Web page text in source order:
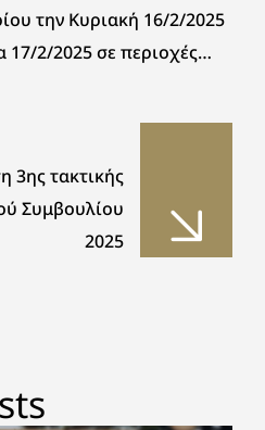
την Κυριακή 16/2/2025
17/2/2025 σε περιοχές
3ης τακτικής
Συμβουλίου
2025